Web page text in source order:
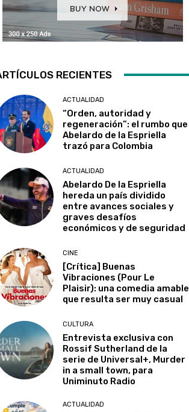
RECIENTES
ACTUALIDAD
“Orden, autoridad y
regeneración”: el rumbo que
Abelardo de la Espriella
trazó para Colombia
ACTUALIDAD
Abelardo De la Espriella
hereda un país dividido
entre avances sociales y
graves desafíos
económicos y de seguridad
CINE
[Crítica] Buenas
Vibraciones (Pour Le
Plaisir): una comedia amable
que resulta ser muy casual
CULTURA
Entrevista exclusiva con
Rossif Sutherland de la
serie de Universal+, Murder
in a small town, para
Uniminuto Radio
ACTUALIDAD